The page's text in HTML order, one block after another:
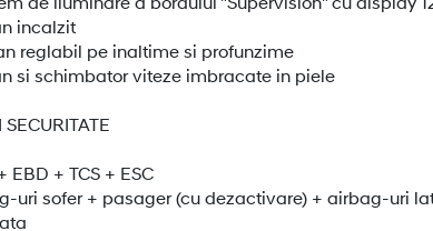
incalzit
reglabil pe inaltime si profunzime
si schimbator viteze imbracate in piele
EBD + TCS + ESC
uri sofer + pasager (cu dezactivare) + airbag-uri